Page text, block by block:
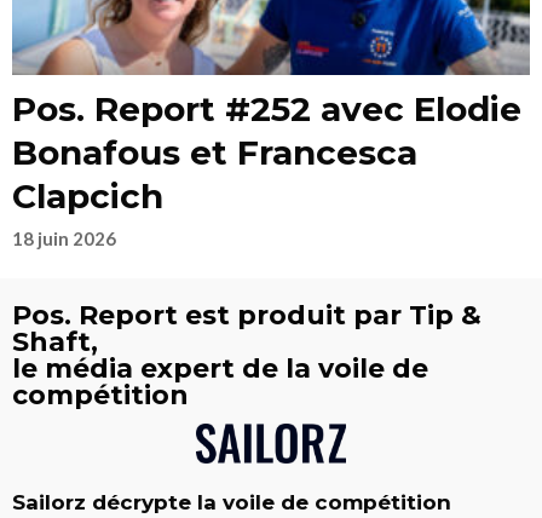
Pos. Report #252 avec Elodie
Bonafous et Francesca
Clapcich
18 juin 2026
Pos. Report est produit par Tip &
Shaft,
le média expert de la voile de
compétition
Sailorz décrypte la voile de compétition